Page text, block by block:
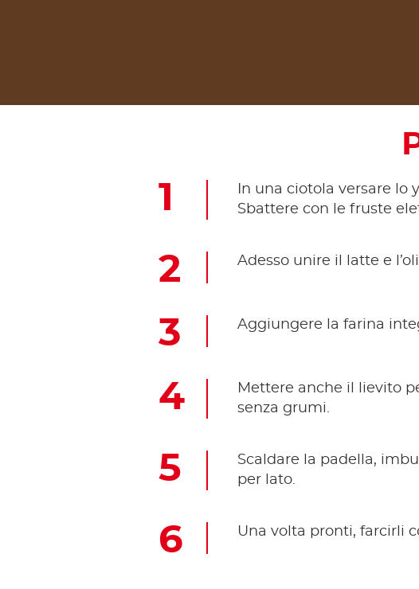
In una ciotola versare
Sbattere con le fruste
Adesso unire il latte e
Aggiungere la farina
Mettere anche il lievito
senza grumi.
Scaldare la padella,
per lato.
Una volta pronti, farcirli